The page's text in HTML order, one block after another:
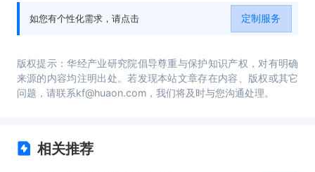
国进出口贸易行业发展战略及规划建议。
如您有个性化需求，请点击 定制服务
版权提示：华经产业研究院倡导尊重与保护知识产权，对有明确
来源的内容均注明出处。若发现本站文章存在内容、版权或其它
问题，请联系kf@huaon.com，我们将及时与您沟通处理。
相关推荐